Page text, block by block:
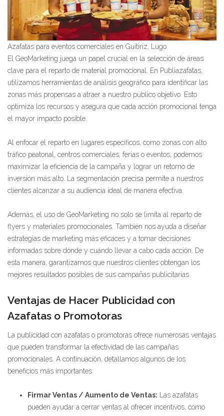
Azafatas para eventos comerciales en Guitiriz, Lugo
El GeoMarketing juega un papel crucial en la selección de áreas
clave para el reparto de material promocional. En Publiazafatas,
utilizamos herramientas de análisis geográfico para identificar las
zonas más propensas a atraer a nuestro público objetivo. Esto
optimiza los recursos y asegura que cada acción promocional tenga
el mayor impacto posible.
Al enfocar el reparto en lugares específicos, como zonas con alto
tráfico peatonal, centros comerciales, ferias o eventos, podemos
maximizar la eficiencia de la campaña y lograr un retorno de
inversión más alto. La segmentación precisa permite a nuestros
clientes alcanzar a su audiencia ideal de manera efectiva.
Además, el uso de GeoMarketing no solo se limita al reparto de
flyers y materiales promocionales. También nos ayuda a diseñar
estrategias de marketing más eficaces y a tomar decisiones
informadas sobre dónde y cuándo llevar a cabo cada acción. De
esta manera, garantizamos que nuestros clientes obtengan los
mejores resultados posibles de sus campañas publicitarias.
Ventajas de Hacer Publicidad con
Azafatas o Promotoras
La publicidad con azafatas o promotoras ofrece numerosas ventajas
que pueden transformar la efectividad de las campañas
promocionales. A continuación, detallamos algunos de los
beneficios más importantes:
Firmar Ventas / Aumento de Ventas: Las azafatas
pueden ayudar a cerrar ventas al ofrecer incentivos, como